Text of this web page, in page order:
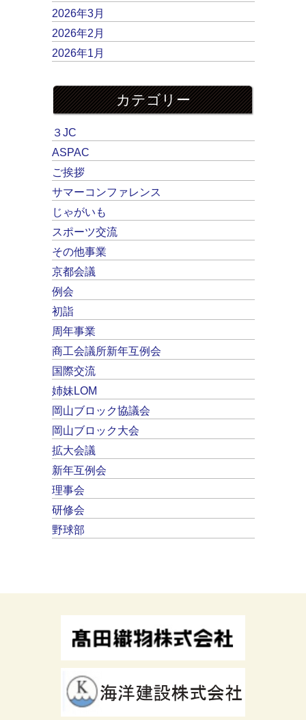
2026年3月
2026年2月
2026年1月
カテゴリー
３JC
ASPAC
ご挨拶
サマーコンファレンス
じゃがいも
スポーツ交流
その他事業
京都会議
例会
初詣
周年事業
商工会議所新年互例会
国際交流
姉妹LOM
岡山ブロック協議会
岡山ブロック大会
拡大会議
新年互例会
理事会
研修会
野球部